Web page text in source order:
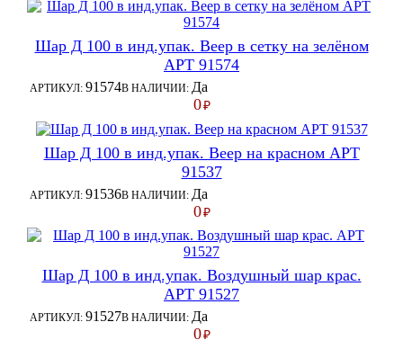
Шар Д 100 в инд.упак. Веер в сетку на зелёном
АРТ 91574
АРТИКУЛ: 91574В НАЛИЧИИ: Да
0₽
Шар Д 100 в инд.упак. Веер на красном АРТ
91537
АРТИКУЛ: 91536В НАЛИЧИИ: Да
0₽
Шар Д 100 в инд.упак. Воздушный шар крас.
АРТ 91527
АРТИКУЛ: 91527В НАЛИЧИИ: Да
0₽